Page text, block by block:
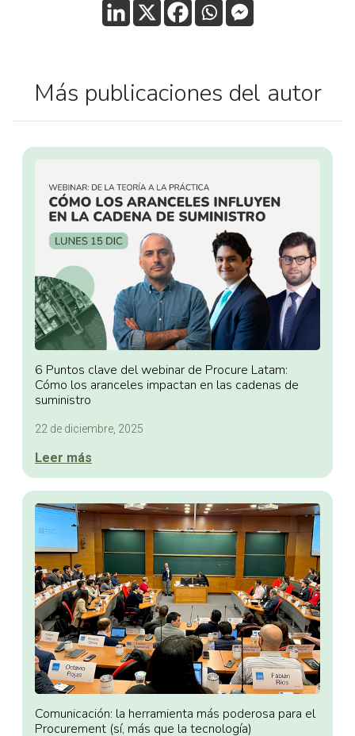
Más publicaciones del autor
6 Puntos clave del webinar de Procure Latam:
Cómo los aranceles impactan en las cadenas de
suministro
22 de diciembre, 2025
Leer más
Comunicación: la herramienta más poderosa para el
Procurement (sí, más que la tecnología)